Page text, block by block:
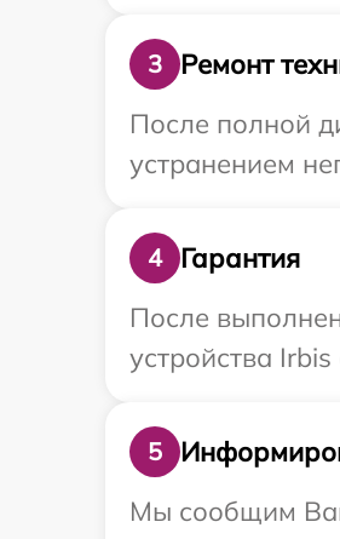
3
Ремонт
После полной
устранением
4
Гарантия
После
устройства
5
Мы сообщим